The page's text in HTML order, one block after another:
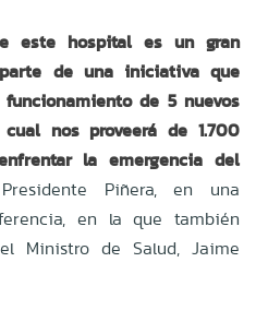
este hospital es un gran
de una iniciativa que
de 5 nuevos
nos proveerá de 1.700
la emergencia del
Piñera, en una
en la que también
Ministro de Salud, Jaime